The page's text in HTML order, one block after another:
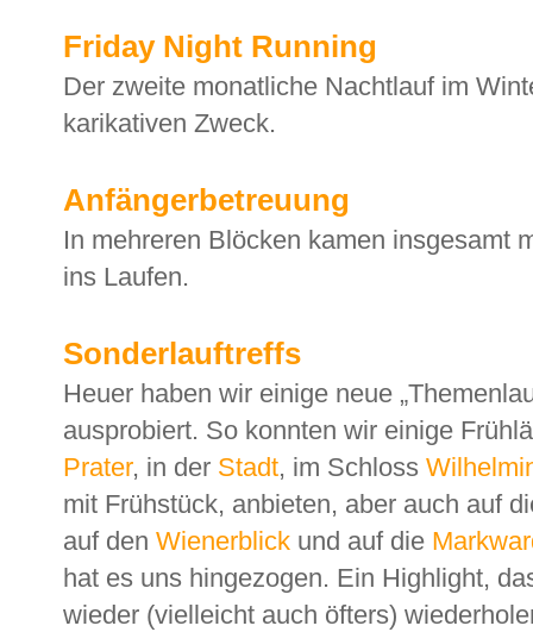
Friday Night Running
Der zweite monatliche Nachtlauf im
karikativen Zweck.
Anfängerbetreuung
In mehreren Blöcken kamen insgesamt
ins Laufen.
Sonderlauftreffs
Heuer haben wir einige neue
ausprobiert. So konnten wir einige
Prater, in der Stadt, im Schloss
mit Frühstück, anbieten, aber auch auf
auf den Wienerblick und auf die
hat es uns hingezogen. Ein Highlight,
wieder (vielleicht auch öfters)